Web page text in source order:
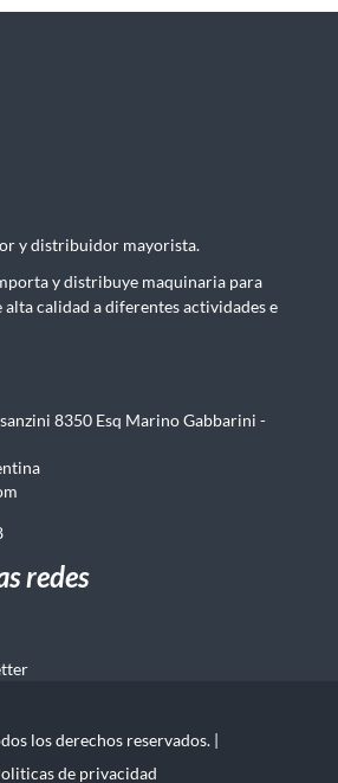
y distribuidor mayorista.
y distribuye maquinaria para
calidad a diferentes actividades e
8350 Esq Marino Gabbarini -
redes
los derechos reservados. |
de privacidad